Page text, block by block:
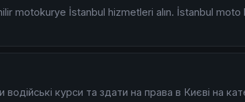
motokurye İstanbul hizmetleri alın. İstanbul
курси та здати на права в Києві на